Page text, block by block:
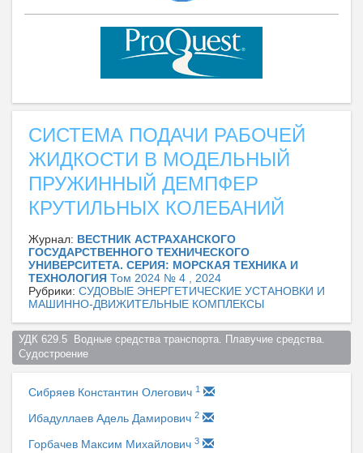
СИСТЕМА ПОДАЧИ РАБОЧЕЙ
ЖИДКОСТИ В МОДЕЛЬНЫЙ
ПРУЖИННЫЙ ДЕМПФЕР
КРУТИЛЬНЫХ КОЛЕБАНИЙ
Журнал: ВЕСТНИК АСТРАХАНСКОГО
ГОСУДАРСТВЕННОГО ТЕХНИЧЕСКОГО
УНИВЕРСИТЕТА. СЕРИЯ: МОРСКАЯ ТЕХНИКА И
ТЕХНОЛОГИЯ Том 2024 № 4 , 2024
Рубрики: СУДОВЫЕ ЭНЕРГЕТИЧЕСКИЕ УСТАНОВКИ И
МАШИННО-ДВИЖИТЕЛЬНЫЕ КОМПЛЕКСЫ
УДК 629.5  Водные средства транспорта. Плавучие средства.
Судостроение
Сибряев Константин Олегович 1
Ибадуллаев Адель Дамирович 2
Горбачев Максим Михайлович 3